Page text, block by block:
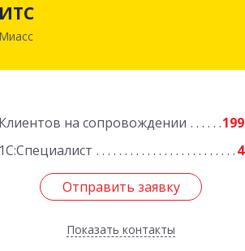
ИТС
Миасс
Клиентов на сопровождении
199
1С:Специалист
4
Отправить заявку
Показать контакты
456300, Челябинская обл, Миасс г,
Отправить заявку
Назад